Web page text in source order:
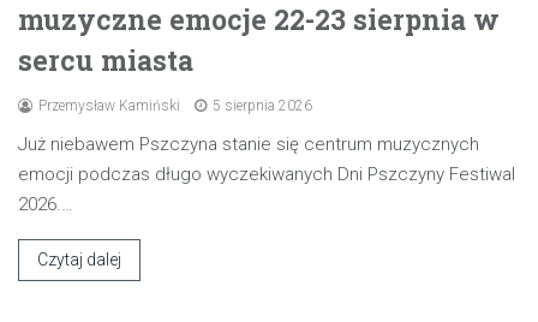
muzyczne emocje 22-23 sierpnia w
sercu miasta
Przemysław Kamiński 5 sierpnia 2026
Już niebawem Pszczyna stanie się centrum muzycznych
emocji podczas długo wyczekiwanych Dni Pszczyny Festiwal
2026.…
Czytaj dalej